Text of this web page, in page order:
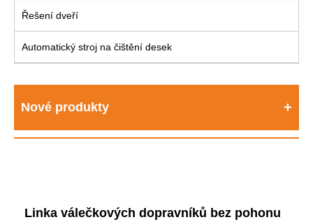
Řešení dveří
Automatický stroj na čištění desek
Nové produkty
Linka válečkových dopravníků bez pohonu